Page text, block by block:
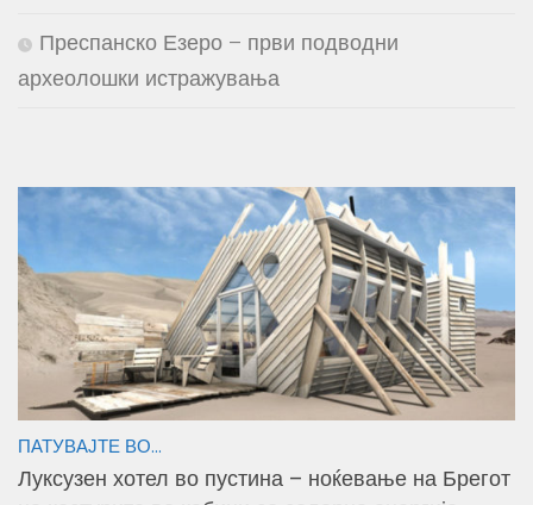
Преспанско Езеро – први подводни
археолошки истражувања
ПАТУВАЈТЕ ВО...
Луксузен хотел во пустина – ноќевање на Брегот